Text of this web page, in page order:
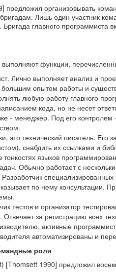
предложил организовывать
Лишь один участник
главного
функции,
Лично выполняет анализ и
большим опытом работы и
любую работу главного
кода, но не несет
- менеджер. Под его
это технический писатель.
снабдить их ссылками и
тонкостях языков
Обычно работает с
по нему консультации.
тестов и организатор
Отвечает за регистрацию всех
активные
автоматизированы и
роли
[Thomsett 1990] предложил